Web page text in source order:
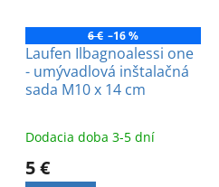
6 € –16 %
Laufen Ilbagnoalessi one
- umývadlová inštalačná
sada M10 x 14 cm
Dodacia doba 3-5 dní
5 €